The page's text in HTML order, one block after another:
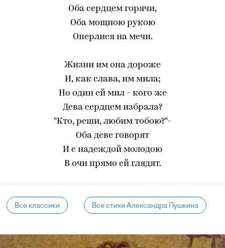
Оба сердцем горячи,
Оба мощною рукою
Оперлися на мечи.
Жизни им она дороже
И, как слава, им мила;
Но один ей мил - кого же
Дева сердцем избрала?
"Кто, реши, любим тобою?"-
Оба деве говорят
И с надеждой молодою
В очи прямо ей глядят.
Все классики Все стихи Александра Пушкина